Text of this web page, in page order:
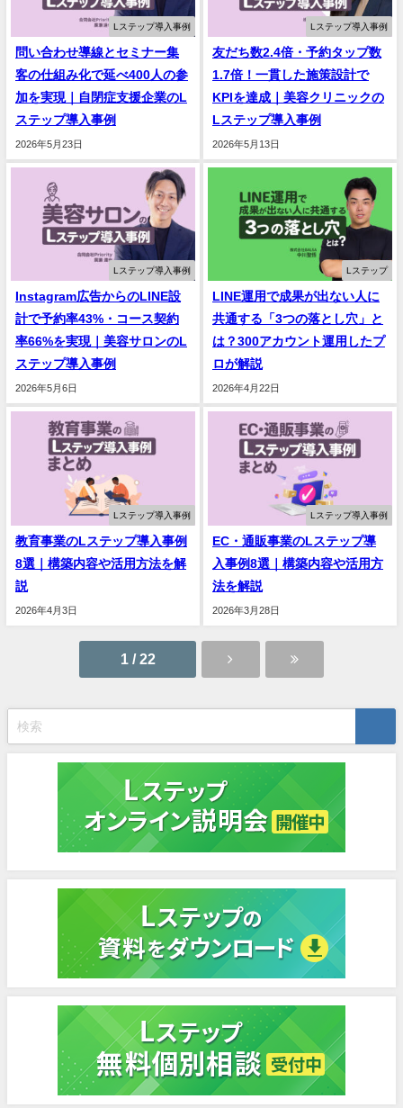
Lステップ導入事例
問い合わせ導線とセミナー集
客の仕組み化で延べ400人の参
加を実現｜自閉症支援企業のL
ステップ導入事例
2026年5月23日
Lステップ導入事例
友だち数2.4倍・予約タップ数
1.7倍！一貫した施策設計で
KPIを達成｜美容クリニックの
Lステップ導入事例
2026年5月13日
Lステップ導入事例
Instagram広告からのLINE設
計で予約率43%・コース契約
率66%を実現｜美容サロンのL
ステップ導入事例
2026年5月6日
Lステップ
LINE運用で成果が出ない人に
共通する「3つの落とし穴」と
は？300アカウント運用したプ
ロが解説
2026年4月22日
Lステップ導入事例
教育事業のLステップ導入事例
8選｜構築内容や活用方法を解
説
2026年4月3日
Lステップ導入事例
EC・通販事業のLステップ導
入事例8選｜構築内容や活用方
法を解説
2026年3月28日
1 / 22